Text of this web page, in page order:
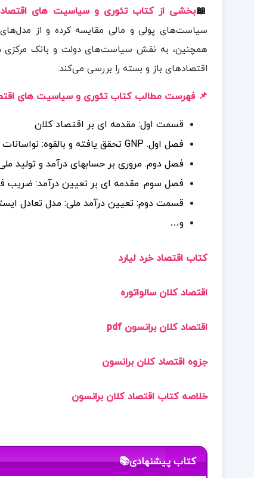
📖بخشی از کتاب تئوری و سیاسیت های
همچنین، به نقش سیاست‌های دولت و بانک مرکزی
اقتصادهای باز و بسته را بررسی می‌کند.
📌 فهرست مطالب کتاب تئوری و سیاسیت های
قسمت اول: مقدمه ای بر اقتصاد کلان
فصل اول. GNP تحقق یافته و بالقوه: نواسانات و رشد
فصل دوم. مروری بر حسابهای درآمد و تولید
فصل سوم. مقدمه ای بر تعیین درآمد: ضریب
قسمت دوم: تعیین درآمد ملی: مدل تعادل
و…
کتاب اقتصاد خرد لیارد
اقتصاد کلان سالواتوره
اقتصاد کلان برانسون pdf
جزوه اقتصاد کلان برانسون
خلاصه کتاب اقتصاد کلان برانسون
کتاب پیشنهادی📚